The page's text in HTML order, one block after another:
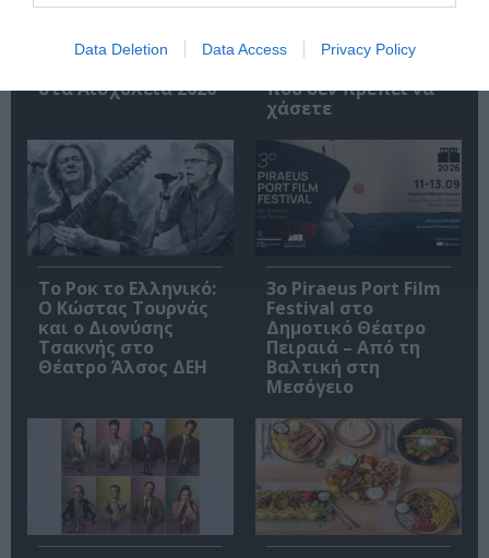
Data Deletion Data Access Privacy Policy
Άλκηστις, του
σκηνοθεσία
στα Αισχύλεια 2026
Φεστιβάλ Αθηνών
Ένας προορισμός –
που δεν πρέπει να
χάσετε
Το Ροκ το Ελληνικό:
Ο Κώστας Τουρνάς
και ο Διονύσης
Τσακνής στο
Θέατρο Άλσος ΔΕΗ
3o Piraeus Port Film
Festival στο
Δημοτικό Θέατρο
Πειραιά – Από τη
Βαλτική στη
Μεσόγειο